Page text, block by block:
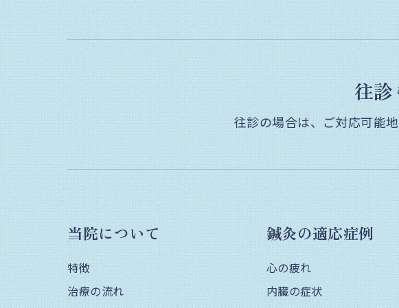
往
往診の場合は、ご対応可能
当院について
特徴
治療の流れ
鍼灸の適応症例
心の疲れ
内臓の症状